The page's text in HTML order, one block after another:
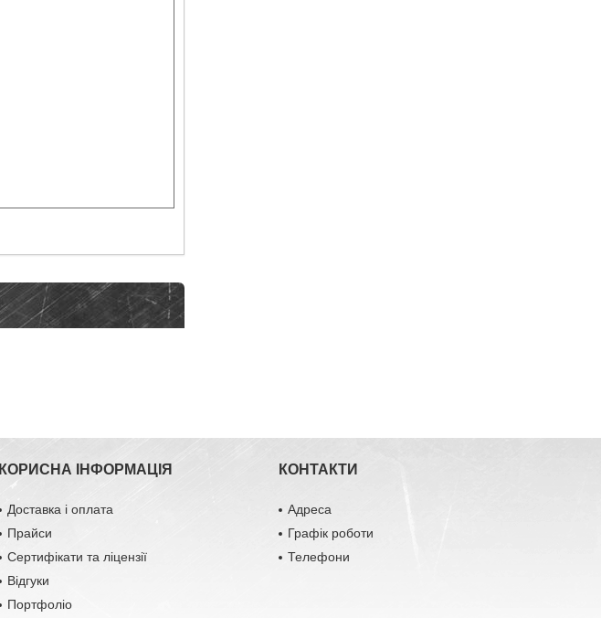
КОРИСНА ІНФОРМАЦІЯ
Доставка і оплата
Прайси
Сертифікати та ліцензії
Відгуки
Портфоліо
КОНТАКТИ
Адреса
Графік роботи
Телефони